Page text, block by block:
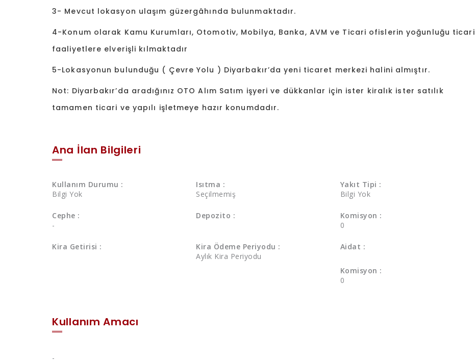
3- Mevcut lokasyon ulaşım güzergâhında bulunmaktadır.
4-Konum olarak Kamu Kurumları, Otomotiv, Mobilya, Banka, AVM ve Ticari ofislerin yoğunluğu ticari
faaliyetlere elverişli kılmaktadır
5-Lokasyonun bulunduğu ( Çevre Yolu ) Diyarbakır’da yeni ticaret merkezi halini almıştır.
Not: Diyarbakır’da aradığınız OTO Alım Satım işyeri ve dükkanlar için ister kiralık ister satılık
tamamen ticari ve yapılı işletmeye hazır konumdadır.
Ana İlan Bilgileri
Kullanım Durumu :
Bilgi Yok
Isıtma :
Seçilmemiş
Yakıt Tipi :
Bilgi Yok
Cephe :
-
Depozito :
Komisyon :
0
Kira Getirisi :
Kira Ödeme Periyodu :
Aylık Kira Periyodu
Aidat :
Komisyon :
0
Kullanım Amacı
-